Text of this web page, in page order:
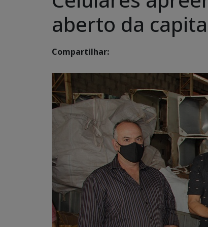
aberto da
Compartilhar: